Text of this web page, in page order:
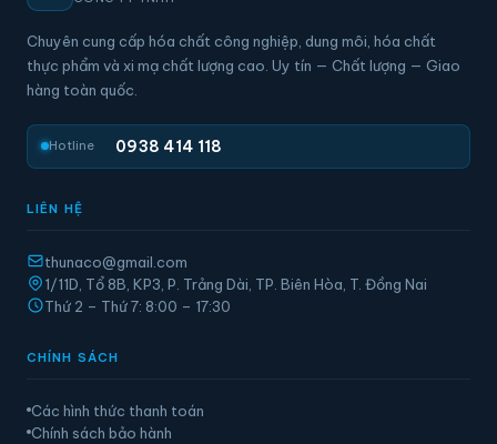
Chuyên cung cấp hóa chất công nghiệp, dung môi, hóa chất
thực phẩm và xi mạ chất lượng cao. Uy tín — Chất lượng — Giao
hàng toàn quốc.
Hotline 0938 414 118
LIÊN HỆ
thunaco@gmail.com
1/11D, Tổ 8B, KP3, P. Trảng Dài, TP. Biên Hòa, T. Đồng Nai
Thứ 2 – Thứ 7: 8:00 – 17:30
CHÍNH SÁCH
Các hình thức thanh toán
Chính sách bảo hành